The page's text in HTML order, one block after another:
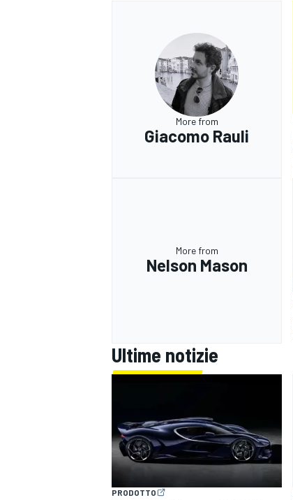
ENDURANCE/GT
More from
Giacomo Rauli
More from
Nelson Mason
Ultime notizie
PRODOTTO